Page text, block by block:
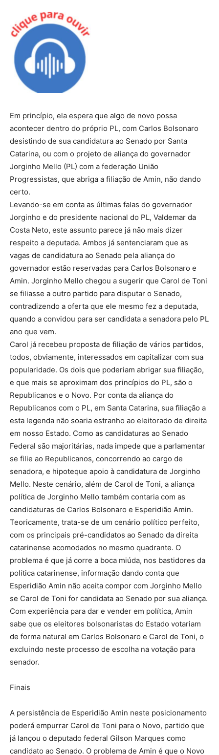
Em princípio, ela espera que algo de novo possa
acontecer dentro do próprio PL, com Carlos Bolsonaro
desistindo de sua candidatura ao Senado por Santa
Catarina, ou com o projeto de aliança do governador
Jorginho Mello (PL) com a federação União
Progressistas, que abriga a filiação de Amin, não dando
certo.
Levando-se em conta as últimas falas do governador
Jorginho e do presidente nacional do PL, Valdemar da
Costa Neto, este assunto parece já não mais dizer
respeito a deputada. Ambos já sentenciaram que as
vagas de candidatura ao Senado pela aliança do
governador estão reservadas para Carlos Bolsonaro e
Amin. Jorginho Mello chegou a sugerir que Carol de Toni
se filiasse a outro partido para disputar o Senado,
contradizendo a oferta que ele mesmo fez a deputada,
quando a convidou para ser candidata a senadora pelo PL
ano que vem.
Carol já recebeu proposta de filiação de vários partidos,
todos, obviamente, interessados em capitalizar com sua
popularidade. Os dois que poderiam abrigar sua filiação,
e que mais se aproximam dos princípios do PL, são o
Republicanos e o Novo. Por conta da aliança do
Republicanos com o PL, em Santa Catarina, sua filiação a
esta legenda não soaria estranho ao eleitorado de direita
em nosso Estado. Como as candidaturas ao Senado
Federal são majoritárias, nada impede que a parlamentar
se filie ao Republicanos, concorrendo ao cargo de
senadora, e hipoteque apoio à candidatura de Jorginho
Mello. Neste cenário, além de Carol de Toni, a aliança
política de Jorginho Mello também contaria com as
candidaturas de Carlos Bolsonaro e Esperidião Amin.
Teoricamente, trata-se de um cenário político perfeito,
com os principais pré-candidatos ao Senado da direita
catarinense acomodados no mesmo quadrante. O
problema é que já corre a boca miúda, nos bastidores da
política catarinense, informação dando conta que
Esperidião Amin não aceita compor com Jorginho Mello
se Carol de Toni for candidata ao Senado por sua aliança.
Com experiência para dar e vender em política, Amin
sabe que os eleitores bolsonaristas do Estado votariam
de forma natural em Carlos Bolsonaro e Carol de Toni, o
excluindo neste processo de escolha na votação para
senador.
Finais
A persistência de Esperidião Amin neste posicionamento
poderá empurrar Carol de Toni para o Novo, partido que
já lançou o deputado federal Gilson Marques como
candidato ao Senado. O problema de Amin é que o Novo